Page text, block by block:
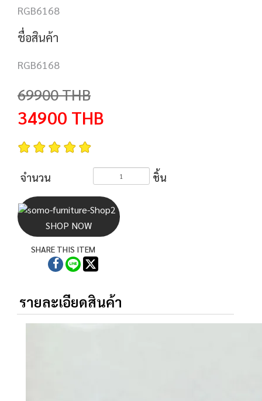
RGB6168
ชื่อสินค้า
RGB6168
69900THB
34900 THB
จำนวน ชิ้น
SHOP NOW
SHARE THIS ITEM
รายละเอียดสินค้า